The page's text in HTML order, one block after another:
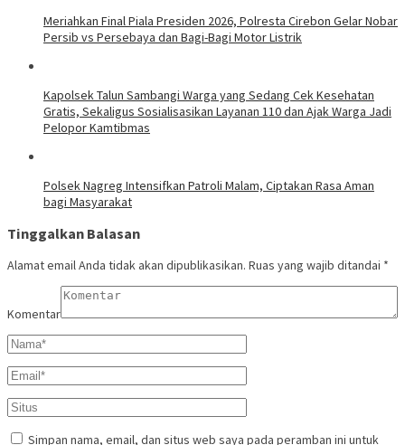
Meriahkan Final Piala Presiden 2026, Polresta Cirebon Gelar Nobar
Persib vs Persebaya dan Bagi-Bagi Motor Listrik
Kapolsek Talun Sambangi Warga yang Sedang Cek Kesehatan
Gratis, Sekaligus Sosialisasikan Layanan 110 dan Ajak Warga Jadi
Pelopor Kamtibmas
Polsek Nagreg Intensifkan Patroli Malam, Ciptakan Rasa Aman
bagi Masyarakat
Tinggalkan Balasan
Alamat email Anda tidak akan dipublikasikan. Ruas yang wajib ditandai *
Komentar
Simpan nama, email, dan situs web saya pada peramban ini untuk